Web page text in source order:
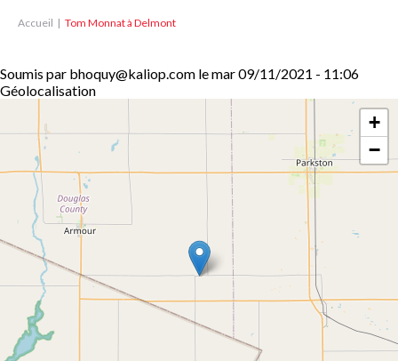
Accueil Tom Monnat à Delmont
Soumis par bhoquy@kaliop.com lemar 09/11/2021 - 11:06
Géolocalisation
+
−